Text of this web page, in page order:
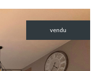
vendu